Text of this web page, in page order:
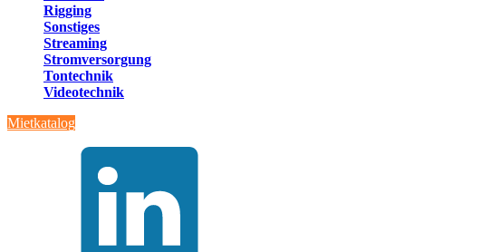
Rigging
Sonstiges
Streaming
Stromversorgung
Tontechnik
Videotechnik
Mietkatalog